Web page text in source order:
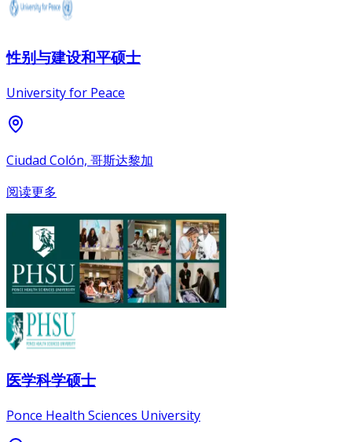
性别与建设和平硕士
University for Peace
Ciudad Colón, 哥斯达黎加
阅读更多
医学科学硕士
Ponce Health Sciences University